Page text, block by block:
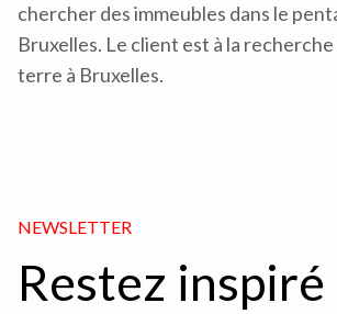
chercher des immeubles dans le
Bruxelles. Le client est à la
terre à Bruxelles.
NEWSLETTER
Restez inspiré